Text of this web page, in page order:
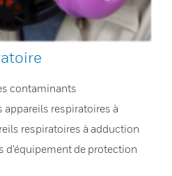
contaminants
appareils respiratoires à
respiratoires à adduction
d’équipement de protection